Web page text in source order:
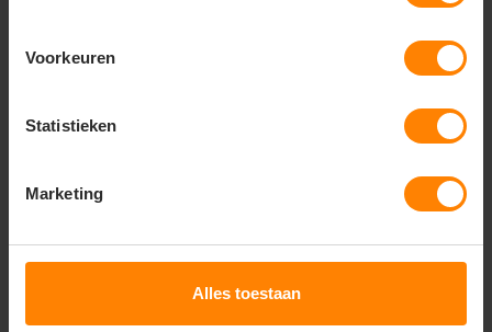
Voorkeuren
Statistieken
Marketing
Alles toestaan
ROLY
1316